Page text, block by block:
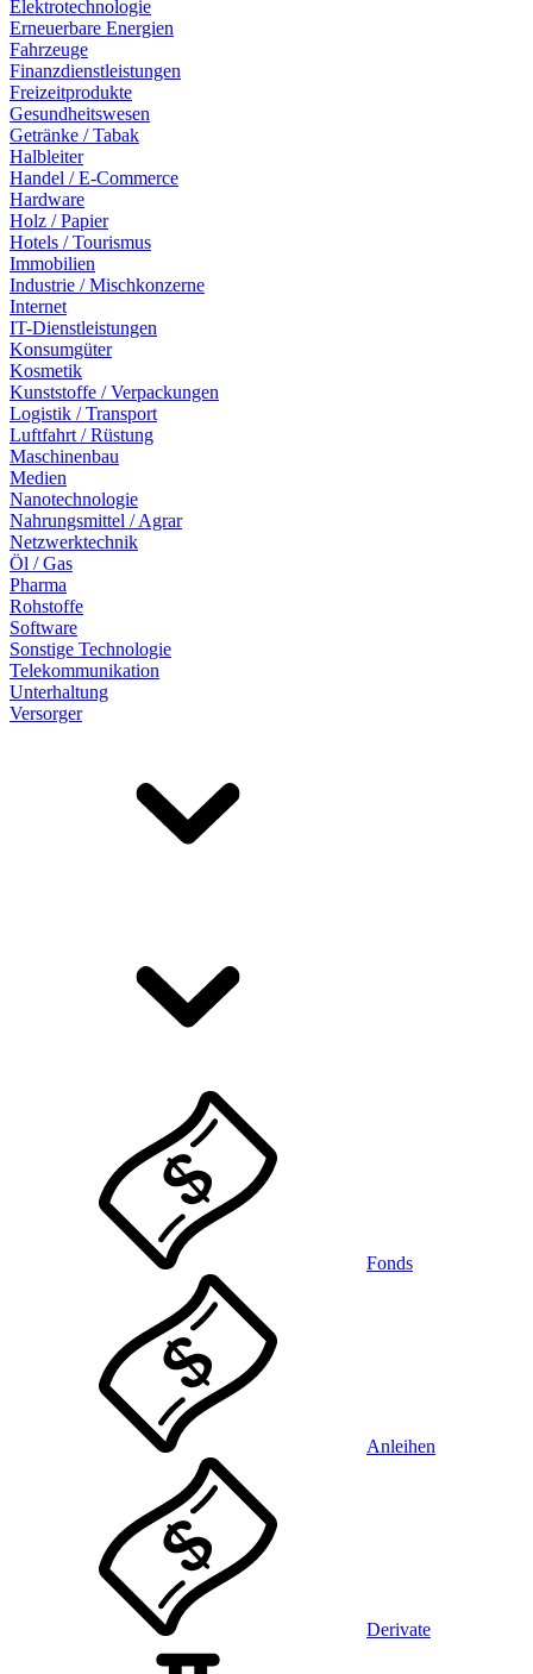
Elektrotechnologie
Erneuerbare Energien
Fahrzeuge
Finanzdienstleistungen
Freizeitprodukte
Gesundheitswesen
Getränke / Tabak
Halbleiter
Handel / E-Commerce
Hardware
Holz / Papier
Hotels / Tourismus
Immobilien
Industrie / Mischkonzerne
Internet
IT-Dienstleistungen
Konsumgüter
Kosmetik
Kunststoffe / Verpackungen
Logistik / Transport
Luftfahrt / Rüstung
Maschinenbau
Medien
Nanotechnologie
Nahrungsmittel / Agrar
Netzwerktechnik
Öl / Gas
Pharma
Rohstoffe
Software
Sonstige Technologie
Telekommunikation
Unterhaltung
Versorger
Fonds
Anleihen
Derivate